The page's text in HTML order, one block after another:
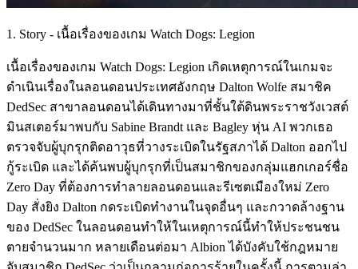
1. Story - เนื้อเรื่องของเกม Watch Dogs: Legion
เนื้อเรื่องของเกม Watch Dogs: Legion เกิดเหตุการณ์ในเกมจะ
ดำเนินเรื่องในลอนดอนประเทศอังกฤษ Dalton Wolfe สมาชิค
DedSec สาขาลอนดอนได้เดินทางมาที่ชั้นใต้ดินพระราชวังเวสต์
มินสเตอร์มาพบกับ Sabine Brandt และ Bagley หุ่น AI พวกเธอ
ตรวจจับผู้บุกรุกติดอาวุธที่วางระเบิดในรัฐสภาได้ Dalton ออกไป
กู้ระเบิด และได้ค้นพบผู้บุกรุกที่เป็นสมาชิกของกลุ่มแฮกเกอร์ชื่อ
Zero Day ที่ต้องการทำลายลอนดอนและรีเซตเมืองใหม่ Zero
Day สั่งยิง Dalton กดระเบิดทำงานในจุดอื่นๆ และกวาดล้างฐาน
ของ DedSec ในลอนดอนทำให้ในเหตุการณ์นี้ทำให้ประชนชน
ตายจำนวนมาก หลายเดือนต่อมา Albion ได้บังคับใช้กฎหมาย